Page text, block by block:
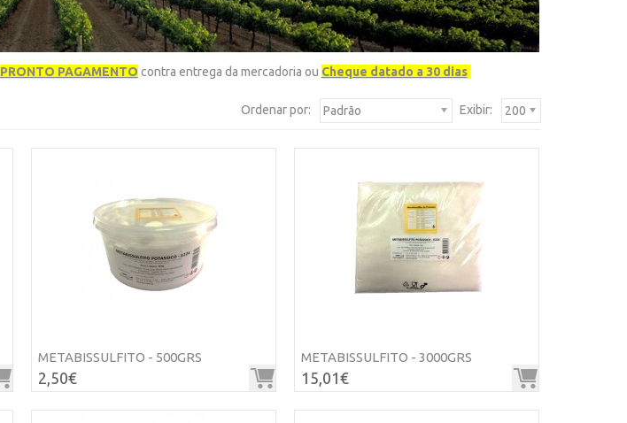
PRONTO PAGAMENTO contra entrega da mercadoria ou Cheque datado a 30 dias
200
Exibir:
Padrão
Ordenar por:
METABISSULFITO - 500GRS
2,50€
METABISSULFITO - 3000GRS
15,01€